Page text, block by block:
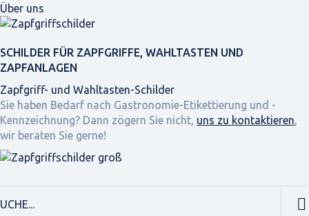
Über uns
SCHILDER FÜR ZAPFGRIFFE, WAHLTASTEN UND
ZAPFANLAGEN
Zapfgriff- und Wahltasten-Schilder
Sie haben Bedarf nach Gastronomie-Etikettierung und -
Kennzeichnung? Dann zögern Sie nicht, uns zu kontaktieren,
wir beraten Sie gerne!